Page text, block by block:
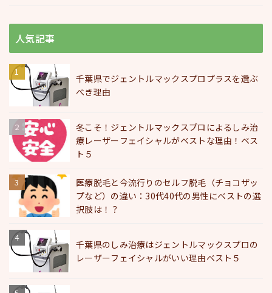
人気記事
千葉県でジェントルマックスプロプラスを選ぶ
べき理由
冬こそ！ジェントルマックスプロによるしみ治
療レーザーフェイシャルがベストな理由！ベス
ト５
医療脱毛と今流行りのセルフ脱毛（チョコザッ
プなど）の違い：30代40代の男性にベストの選
択肢は！？
千葉県のしみ治療はジェントルマックスプロの
レーザーフェイシャルがいい理由ベスト５